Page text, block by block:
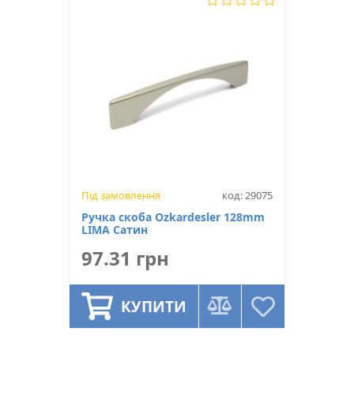
Під замовлення код: 29075
Ручка скоба Ozkardesler 128mm
LIMA Сатин
97.31 грн
КУПИТИ